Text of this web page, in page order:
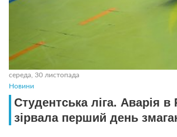
середа, 30 листопада
Новини
Студентська ліга. Аварія в
зірвала перший день